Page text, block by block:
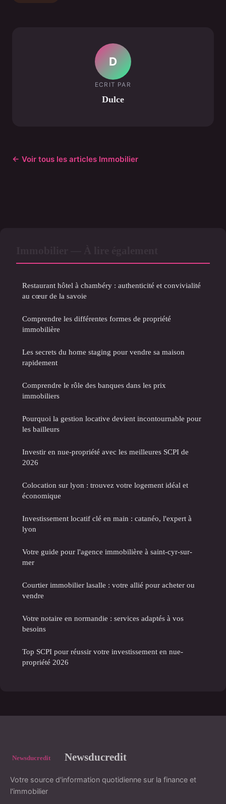
D
ECRIT PAR
Dulce
← Voir tous les articles Immobilier
Restaurant hôtel à chambéry : authenticité et convivialité
au cœur de la savoie
Comprendre les différentes formes de propriété
immobilière
Les secrets du home staging pour vendre sa maison
rapidement
Comprendre le rôle des banques dans les prix
immobiliers
Pourquoi la gestion locative devient incontournable pour
les bailleurs
Investir en nue-propriété avec les meilleures SCPI de
2026
Colocation sur lyon : trouvez votre logement idéal et
économique
Investissement locatif clé en main : catanéo, l'expert à
lyon
Votre guide pour l'agence immobilière à saint-cyr-sur-
mer
Courtier immobilier lasalle : votre allié pour acheter ou
vendre
Votre notaire en normandie : services adaptés à vos
besoins
Top SCPI pour réussir votre investissement en nue-
propriété 2026
Newsducredit
Votre source d'information quotidienne sur la finance et
l'immobilier